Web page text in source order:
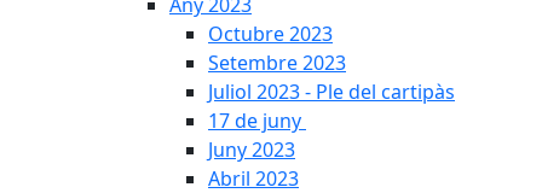
Octubre 2023
Setembre 2023
Juliol 2023 - Ple del cartipàs
17 de juny
Juny 2023
Abril 2023